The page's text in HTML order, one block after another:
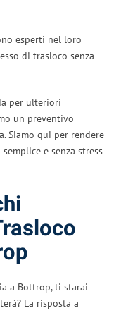
esperti nel loro
di trasloco senza
per ulteriori
un preventivo
Siamo qui per rendere
e senza stress
a Bottrop, ti starai
La risposta a